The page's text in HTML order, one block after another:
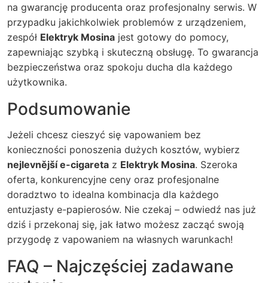
na gwarancję producenta oraz profesjonalny serwis. W
przypadku jakichkolwiek problemów z urządzeniem,
zespół Elektryk Mosina jest gotowy do pomocy,
zapewniając szybką i skuteczną obsługę. To gwarancja
bezpieczeństwa oraz spokoju ducha dla każdego
użytkownika.
Podsumowanie
Jeżeli chcesz cieszyć się vapowaniem bez
konieczności ponoszenia dużych kosztów, wybierz
nejlevnější e-cigareta z Elektryk Mosina. Szeroka
oferta, konkurencyjne ceny oraz profesjonalne
doradztwo to idealna kombinacja dla każdego
entuzjasty e-papierosów. Nie czekaj – odwiedź nas już
dziś i przekonaj się, jak łatwo możesz zacząć swoją
przygodę z vapowaniem na własnych warunkach!
FAQ – Najczęściej zadawane